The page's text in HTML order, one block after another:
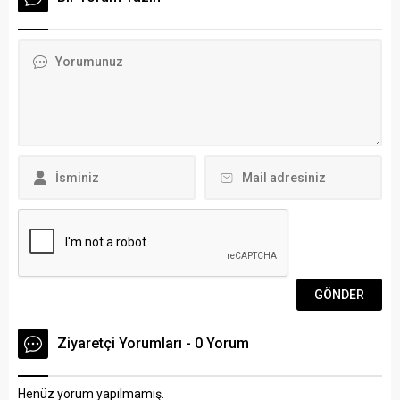
tatil için ilçeye gelen Gulieva
indikten sonra otele gitmek
doğuşunun, bağımsızlığa ve
Ziyaretçi Yorumları - 0 Yorum
Henüz yorum yapılmamış.